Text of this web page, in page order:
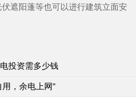
遮阳蓬等也可以进行建筑立面安
投资需多少钱
，余电上网"